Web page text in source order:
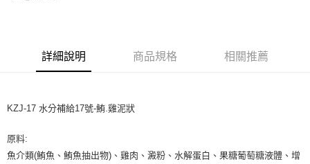
１．簡單：不需註冊會員、不需綁卡、不需儲值。
２．便利：只要手機號碼，簡訊認證，即可結帳。
【「AFTEE先享後付」結帳流程】
結帳頁面，進行簡訊認證並確認金額後，即可完成結帳。
２．訂單成立數日內，您將收到繳費通知簡訊。
３．收到繳費通知簡訊後14天內，點擊此簡訊中的連結，可透過四大超商／
運送方式
每筆NT$65
每筆NT$65
詳細說明 商品規格 相關推薦
KZJ-17 水分補給17號-鮪.雞泥狀
原料:
魚介類(鮪魚、鮪魚抽出物)、雞肉、澱粉、水解蛋白、果糖葡萄糖液體、增